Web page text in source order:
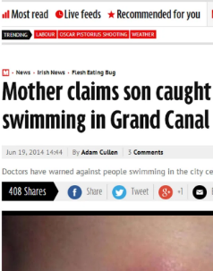
STORIA E CITAZIONI
INTRATTENIMENTO
COMPLOTTI,
EVERGREEN